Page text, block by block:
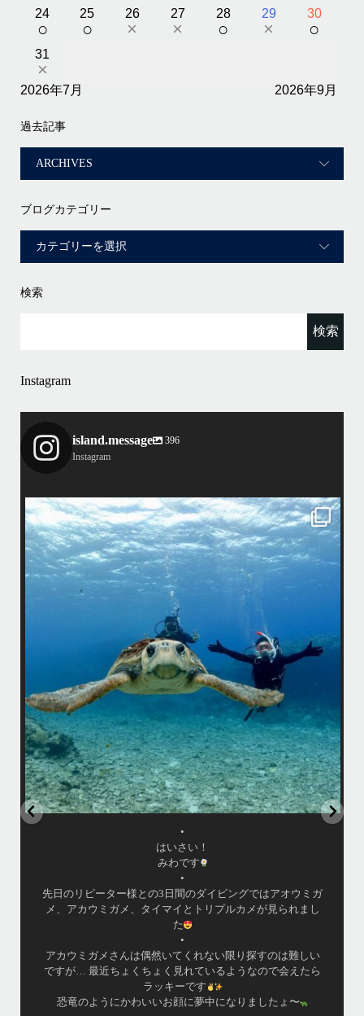
24
○
25
○
26
×
27
×
28
○
29
×
30
○
31
×
2026年7月 2026年9月
過去記事
ブログカテゴリー
検索
Instagram
island.message
396
Instagram
island.message
•
はいさい！
みわです
先日のリピーター様との3日間のダイビングではアオウミガメ、アカウ
ミガメ、タイマイとトリプルカメが見られました
アカウミガメさんは偶然いてくれない限り探すのは難しいですが… 最近
ちょくちょく見れているようなので会えたらラッキーです
恐竜のようにかわいいお顔に夢中になりましたょ〜
•
ウチザンでロウニンアジも見れて、砂地では小さいエビやサンゴにびっ
しりなデバスズメダイなど冬らしい景色も楽しめました
•...
11月 25
•
はいさい！
みわです
•
先日のリピーター様との3日間のダイビングではアオウミガ
メ、アカウミガメ、タイマイとトリプルカメが見られまし
た
•
アカウミガメさんは偶然いてくれない限り探すのは難しい
ですが… 最近ちょくちょく見れているようなので会えたら
ラッキーです
恐竜のようにかわいいお顔に夢中になりましたょ〜